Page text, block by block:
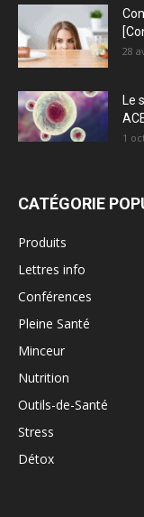
28
Le
1
CATÉGORIE
Produits
Lettres info
Conférences
Pleine Santé
Minceur
Nutrition
Outils-de-Santé
Stress
Détox